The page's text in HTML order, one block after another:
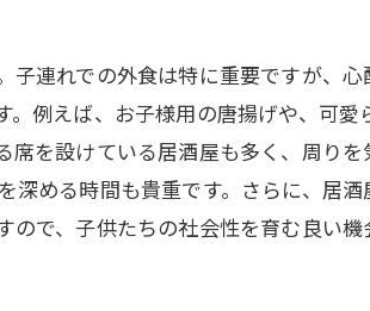
連れでの外食は特に重要ですが、
例えば、お子様用の唐揚げや、可
を設けている居酒屋も多く、周り
める時間も貴重です。さらに、居
で、子供たちの社会性を育む良い機